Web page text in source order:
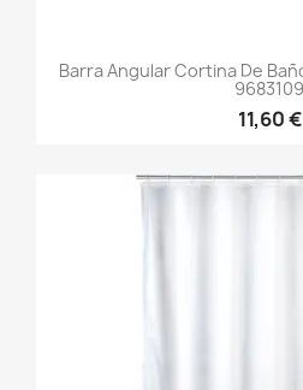
Barra Angular Cortina De
9683109
11,60 €